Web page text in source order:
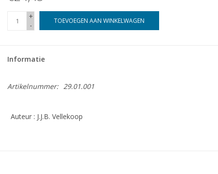
+
-
TOEVOEGEN AAN WINKELWAGEN
Informatie
Artikelnummer: 29.01.001
Auteur : J.J.B. Vellekoop